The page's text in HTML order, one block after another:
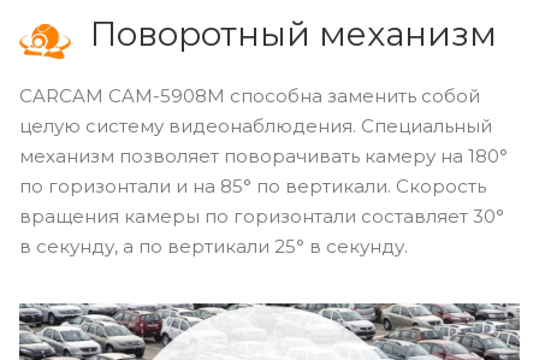
Поворотный механизм
CARCAM CAM-5908M способна заменить собой
целую систему видеонаблюдения. Специальный
механизм позволяет поворачивать камеру на 180°
по горизонтали и на 85° по вертикали. Скорость
вращения камеры по горизонтали составляет 30°
в секунду, а по вертикали 25° в секунду.